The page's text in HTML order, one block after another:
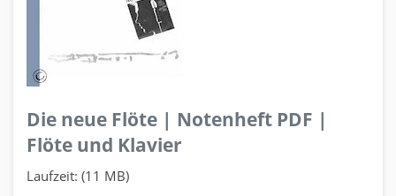
Die neue Flöte | Notenheft PDF |
Flöte und Klavier
Laufzeit: (11 MB)